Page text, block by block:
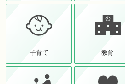
子育て 教育